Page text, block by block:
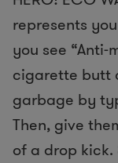
represents
you see
cigarette butt
garbage by
Then, give
of a drop